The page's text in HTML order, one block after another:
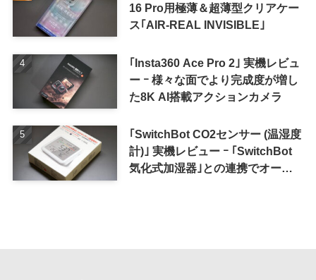
16 Pro用極薄＆超薄型クリアケー
ス｢AIR-REAL INVISIBLE｣
｢Insta360 Ace Pro 2｣ 実機レビュ
ー ｰ 様々な面でより完成度が増し
た8K AI搭載アクションカメラ
｢SwitchBot CO2センサー (温湿度
計)｣ 実機レビュー ｰ ｢SwitchBot
気化式加湿器｣との連携でオート